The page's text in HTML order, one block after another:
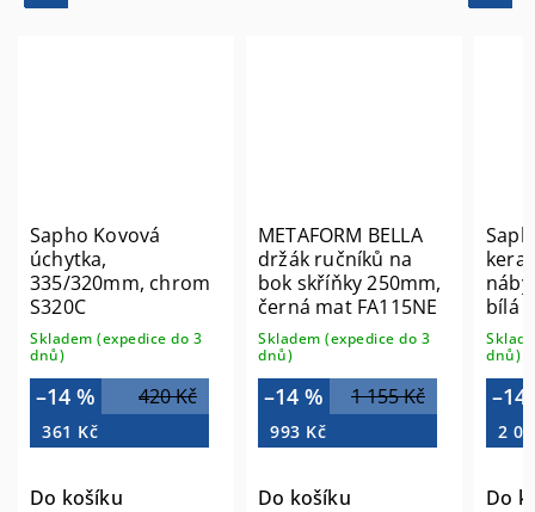
Sapho Kovová
úchytka,
335/320mm, chrom
S320C
Skladem (expedice do 3
dnů)
420 Kč
–14 %
361 Kč
Do košíku
METAFORM BELLA
držák ručníků na
bok skříňky 250mm,
černá mat FA115NE
Skladem (expedice do 3
dnů)
1 155 Kč
–14 %
993 Kč
Do košíku
bílá
dnů)
–14
2
Do